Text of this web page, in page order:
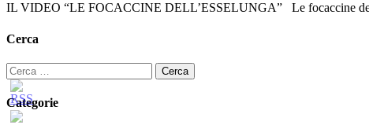
IL VIDEO “LE FOCACCINE DELL’ESSELUNGA” Le focaccine
Cerca
Ricerca
per:
Categorie